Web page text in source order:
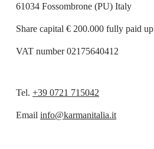
61034 Fossombrone (PU) Italy
Share capital € 200.000 fully paid up
VAT number 02175640412
Tel.+39 0721 715042
Emailinfo@karmanitalia.it